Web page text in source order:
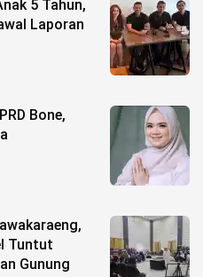
5 Tahun,
Laporan
Bone,
Tuntut
Gunung